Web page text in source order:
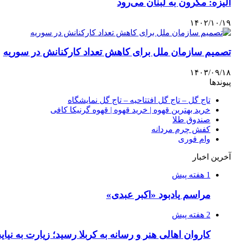
الیزه: مکرون به لبنان می‌رود
۱۴۰۲/۱۰/۱۹
تصمیم سازمان ملل برای کاهش تعداد کارکنانش در سوریه
۱۴۰۳/۰۹/۱۸
پیوندها
تاج گل – تاج گل افتتاحیه – تاج گل نمایشگاه
خرید بهترین قهوه | خرید قهوه | قهوه گرنیکا کافی
صندوق طلا
کفش چرم مردانه
وام فوری
آخرین اخبار
1 هفته پیش
مراسم یادبود «اکبر عبدی»
2 هفته پیش
کاروان اهالی هنر و رسانه به کربلا رسید؛ زیارت به